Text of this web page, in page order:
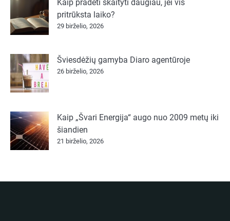
Kaip pradėti skaityti daugiau, jei vis
pritrūksta laiko?
29 birželio, 2026
Šviesdėžių gamyba Diaro agentūroje
26 birželio, 2026
Kaip „Švari Energija“ augo nuo 2009 metų iki
šiandien
21 birželio, 2026